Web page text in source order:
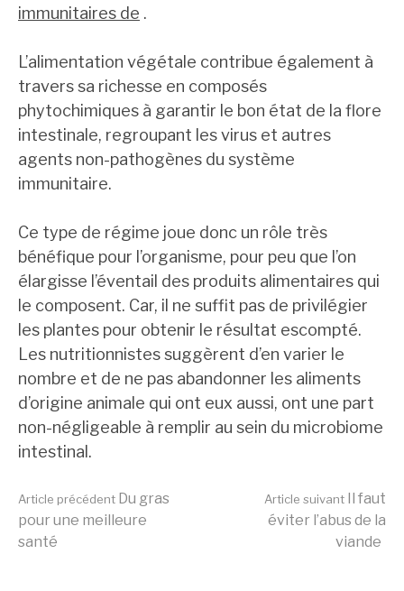
immunitaires de .
L’alimentation végétale contribue également à
travers sa richesse en composés
phytochimiques à garantir le bon état de la flore
intestinale, regroupant les virus et autres
agents non-pathogènes du système
immunitaire.
Ce type de régime joue donc un rôle très
bénéfique pour l’organisme, pour peu que l’on
élargisse l’éventail des produits alimentaires qui
le composent. Car, il ne suffit pas de privilégier
les plantes pour obtenir le résultat escompté.
Les nutritionnistes suggèrent d’en varier le
nombre et de ne pas abandonner les aliments
d’origine animale qui ont eux aussi, ont une part
non-négligeable à remplir au sein du microbiome
intestinal.
Lire
Article précédent Du gras
pour une meilleure
santé
Article suivant Il faut
éviter l’abus de la
viande